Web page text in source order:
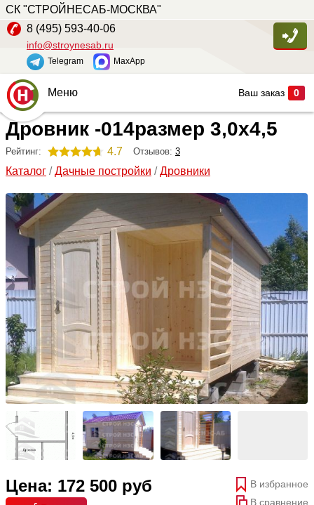
СК "СТРОЙНЕСАБ-МОСКВА"
8 (495) 593-40-06
info@stroynesab.ru
Telegram MaxApp
Ваш заказ 0
Главная
Каталог
Услуги
Наши работы
Сопутствующие товары
О компании
Контакты
Меню
Дровник -014размер 3,0х4,5
Рейтинг: 4.7 Отзывов: 3
Каталог /Дачные постройки /Дровники
Цена: 172 500 руб
В избранное
В сравнение